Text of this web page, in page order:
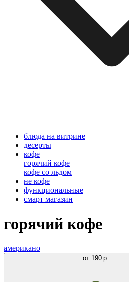
блюда на витрине
десерты
кофе
горячий кофе
кофе со льдом
не кофе
функциональные
смарт магазин
горячий кофе
американо
от 190 р